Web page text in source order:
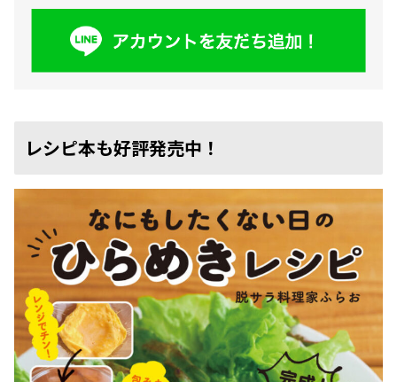
レシピ本も好評発売中！